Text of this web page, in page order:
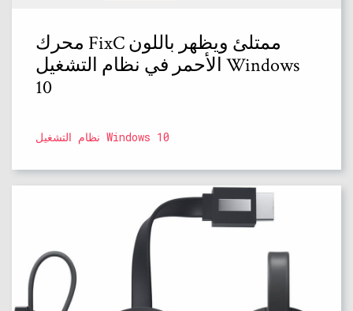
محرك FixC ممتلئ ويظهر باللون
الأحمر في نظام التشغيل Windows
10
نظام التشغيل Windows 10